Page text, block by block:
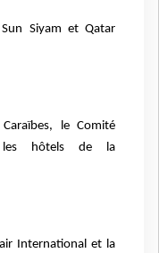
Siyam et Qatar
le Comité
les hôtels de la
International et la